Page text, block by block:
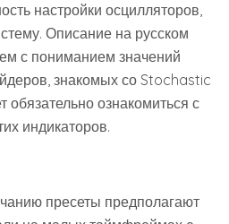
настройки осцилляторов,
Описание на русском
с пониманием значений
знакомых со Stochastic
обязательно ознакомиться с
индикаторов.
пресеты предполагают